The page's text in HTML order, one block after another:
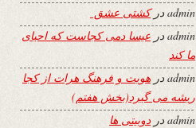
adminدرکشتی عشق
adminدر عیسا دمی کجاست که احیای
ما کند
adminدر هویت و فرهنگ هرات از کجا
ریشه می گیرد(بخش هفتم)
adminدردوبیتی ها